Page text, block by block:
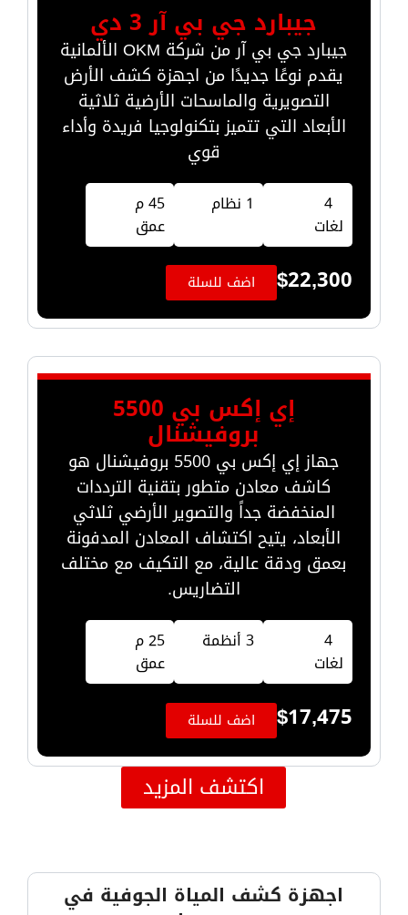
جيبارد جي بي آر 3 دي
جيبارد جي بي آر من شركة OKM الألمانية
يقدم نوعًا جديدًا من اجهزة كشف الأرض
التصويرية والماسحات الأرضية ثلاثية
الأبعاد التي تتميز بتكنولوجيا فريدة وأداء
قوي
4
لغات
1 نظام
45 م
عمق
$22,300 اضف للسلة
إي إكس بي 5500
بروفيشنال
جهاز إي إكس بي 5500 بروفيشنال هو
كاشف معادن متطور بتقنية الترددات
المنخفضة جداً والتصوير الأرضي ثلاثي
الأبعاد، يتيح اكتشاف المعادن المدفونة
بعمق ودقة عالية، مع التكيف مع مختلف
التضاريس.
4
لغات
3 أنظمة
25 م
عمق
$17,475 اضف للسلة
اكتشف المزيد
اجهزة كشف المياة الجوفية في